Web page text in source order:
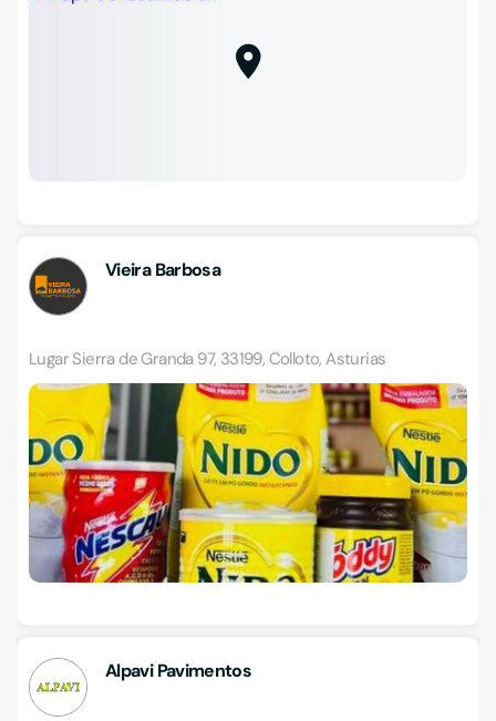
Vieira Barbosa
Lugar Sierra de Granda 97, 33199, Colloto, Asturias
Alpavi Pavimentos